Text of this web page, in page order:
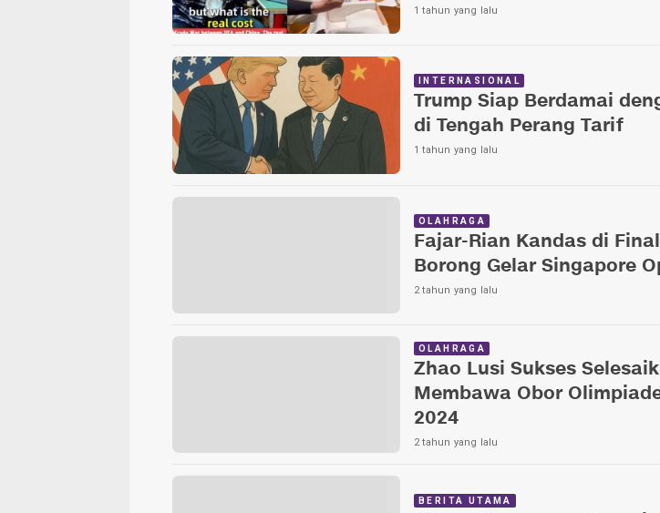
1 tahun yang lalu
INTERNASIONAL
Trump Siap Berdamai
di Tengah Perang Tarif
1 tahun yang lalu
OLAHRAGA
Fajar-Rian Kandas di
Borong Gelar Singapore
2 tahun yang lalu
OLAHRAGA
Zhao Lusi Sukses
Membawa Obor
2024
2 tahun yang lalu
BERITA UTAMA